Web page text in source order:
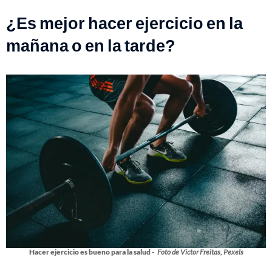
¿Es mejor hacer ejercicio en la
mañana o en la tarde?
Hacer ejercicio es bueno para la salud - Foto de Victor Freitas, Pexels